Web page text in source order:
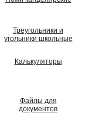
Треугольники и
угольники школьные
Калькуляторы
Файлы для
документов